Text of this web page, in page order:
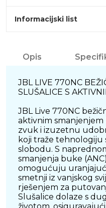
Informacijski list
Opis
JBL LIVE 770NC
SLUŠALICE S
JBL Live 770NC
aktivnim
zvuk i izuzetnu
koji traže tehnologiju
slobodu. S
smanjenja buke
omogućuju
smetnji iz vanjskog
rješenjem za
Slušalice dolaze s